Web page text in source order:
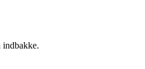
indbakke.